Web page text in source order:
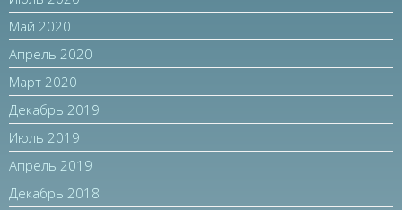
Май 2020
Апрель 2020
Март 2020
Декабрь 2019
Июль 2019
Апрель 2019
Декабрь 2018